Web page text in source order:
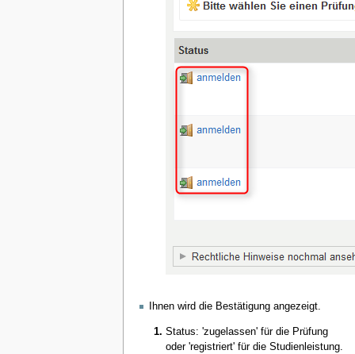
Ihnen wird die Bestätigung angezeigt.
Status: 'zugelassen' für die Prüfung
oder 'registriert' für die Studienleistung.